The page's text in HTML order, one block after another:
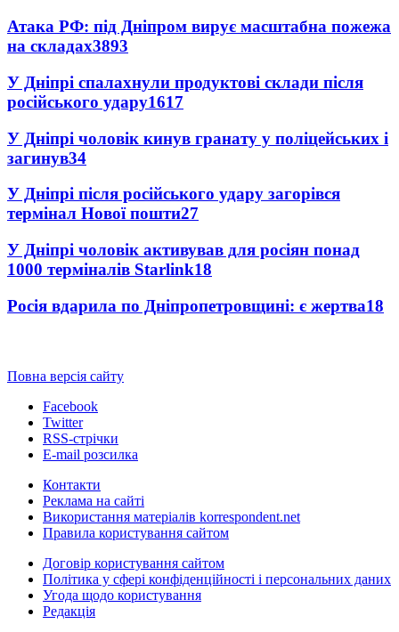
Атака РФ: під Дніпром вирує масштабна пожежа
на складах3893
У Дніпрі спалахнули продуктові склади після
російського удару1617
У Дніпрі чоловік кинув гранату у поліцейських і
загинув34
У Дніпрі після російського удару загорівся
термінал Нової пошти27
У Дніпрі чоловік активував для росіян понад
1000 терміналів Starlink18
Росія вдарила по Дніпропетровщині: є жертва18
Повна версія сайту
Facebook
Twitter
RSS-стрічки
E-mail розсилка
Контакти
Реклама на сайті
Використання матеріалів korrespondent.net
Правила користування сайтом
Договір користування сайтом
Політика у сфері конфіденційності і персональних даних
Угода щодо користування
Редакція